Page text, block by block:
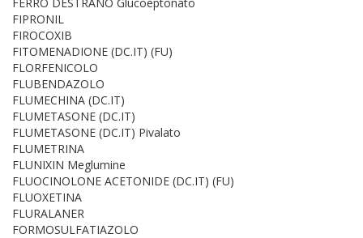
FIPRONIL
FIROCOXIB
FITOMENADIONE (DC.IT) (FU)
FLORFENICOLO
FLUBENDAZOLO
FLUMECHINA (DC.IT)
FLUMETASONE (DC.IT)
FLUMETASONE (DC.IT) Pivalato
FLUMETRINA
FLUNIXIN Meglumine
FLUOCINOLONE ACETONIDE (DC.IT) (FU)
FLUOXETINA
FLURALANER
FORMOSULFATIAZOLO